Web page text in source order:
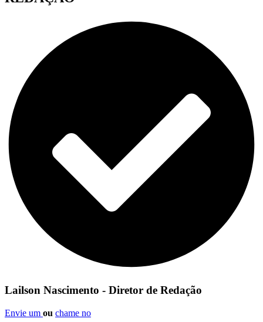
Lailson Nascimento - Diretor de Redação
Envie um ou chame no